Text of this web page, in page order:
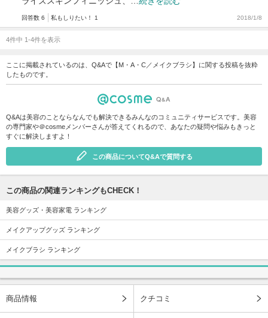
回答数 6 私もしりたい！ 1 2018/1/8
4件中 1-4件を表示
ここに掲載されているのは、Q&Aで【M・A・C／メイクブラシ】に関する投稿を抜粋
したものです。
Q&Aは美容のことならなんでも解決できるみんなのコミュニティサービスです。美容
の専門家や＠cosmeメンバーさんが答えてくれるので、あなたの疑問や悩みもきっと
すぐに解決しますよ！
この商品についてQ&Aで質問する
この商品の関連ランキングもCHECK！
美容グッズ・美容家電 ランキング
メイクアップグッズ ランキング
メイクブラシ ランキング
商品情報 クチコミ